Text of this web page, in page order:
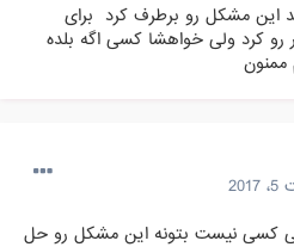
این مشکل رو برطرف کرد برای
اینکار رو کرد ولی خواهشا کسی اگه بلده
کسی نیست بتونه این مشکل رو حل